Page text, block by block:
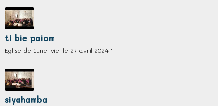
ti bie paiom
Eglise de Lunel viel le 27 avril 2024 "
siyahamba